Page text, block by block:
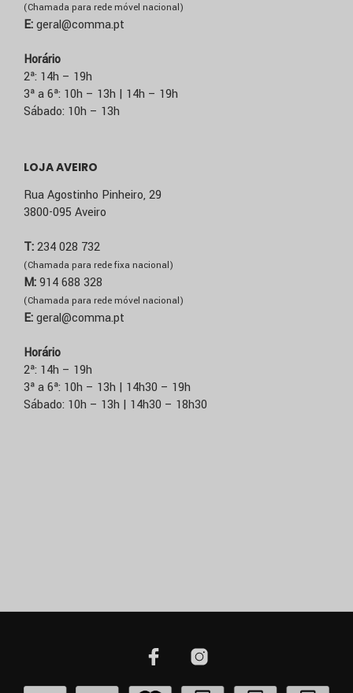
(Chamada para rede móvel nacional)
E:geral@comma.pt
Horário
2ª: 14h – 19h
3ª a 6ª: 10h – 13h | 14h – 19h
Sábado: 10h – 13h
LOJA AVEIRO
Rua Agostinho Pinheiro, 29
3800-095 Aveiro
T:234 028 732
(Chamada para rede fixa nacional)
M:914 688 328
(Chamada para rede móvel nacional)
E:geral@comma.pt
Horário
2ª: 14h – 19h
3ª a 6ª: 10h – 13h | 14h30 – 19h
Sábado: 10h – 13h | 14h30 – 18h30